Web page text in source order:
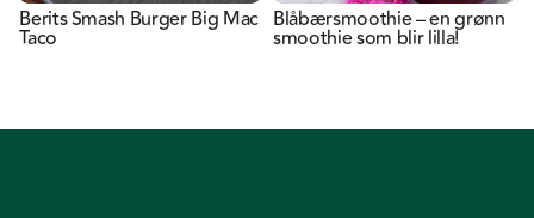
Berits Smash Burger Big Mac
Taco
Blåbærsmoothie – en grønn
smoothie som blir lilla!